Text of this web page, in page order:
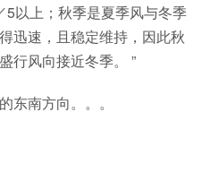
以上；秋季是夏季风与冬季
迅速，且稳定维持，因此秋
行风向接近冬季。 ”
东南方向。。。